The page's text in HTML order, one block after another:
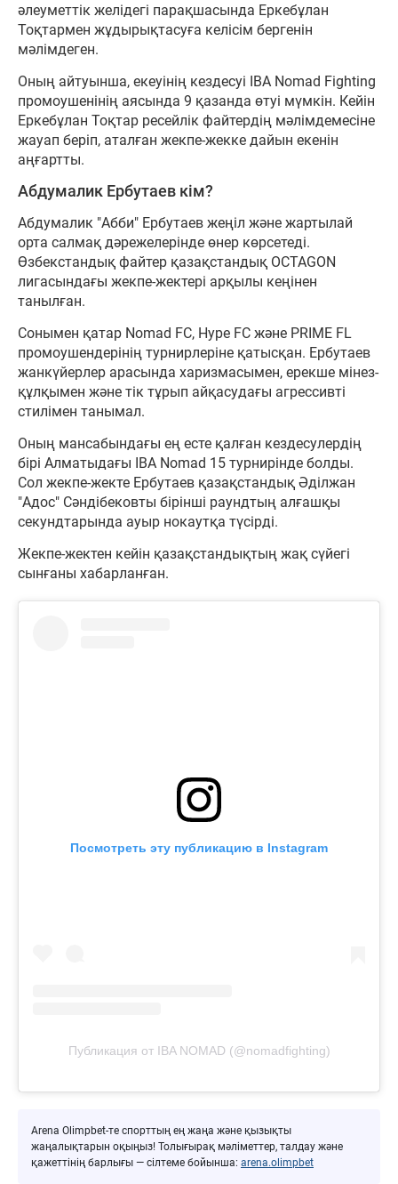
әлеуметтік желідегі парақшасында Еркебұлан
Тоқтармен жұдырықтасуға келісім бергенін
мәлімдеген.
Оның айтуынша, екеуінің кездесуі IBA Nomad Fighting
промоушенінің аясында 9 қазанда өтуі мүмкін. Кейін
Еркебұлан Тоқтар ресейлік файтердің мәлімдемесіне
жауап беріп, аталған жекпе-жекке дайын екенін
аңғартты.
Абдумалик Ербутаев кім?
Абдумалик "Абби" Ербутаев жеңіл және жартылай
орта салмақ дәрежелерінде өнер көрсетеді.
Өзбекстандық файтер қазақстандық OCTAGON
лигасындағы жекпе-жектері арқылы кеңінен
танылған.
Сонымен қатар Nomad FC, Hype FC және PRIME FL
промоушендерінің турнирлеріне қатысқан. Ербутаев
жанкүйерлер арасында харизмасымен, ерекше мінез-
құлқымен және тік тұрып айқасудағы агрессивті
стилімен танымал.
Оның мансабындағы ең есте қалған кездесулердің
бірі Алматыдағы IBA Nomad 15 турнирінде болды.
Сол жекпе-жекте Ербутаев қазақстандық Әділжан
"Адос" Сәндібековты бірінші раундтың алғашқы
секундтарында ауыр нокаутқа түсірді.
Жекпе-жектен кейін қазақстандықтың жақ сүйегі
сынғаны хабарланған.
Посмотреть эту публикацию в Instagram
Публикация от IBA NOMAD (@nomadfighting)
Arena Olimpbet-те спорттың ең жаңа және қызықты
жаңалықтарын оқыңыз! Толығырақ мәліметтер, талдау және
қажеттінің барлығы — сілтеме бойынша: arena.olimpbet